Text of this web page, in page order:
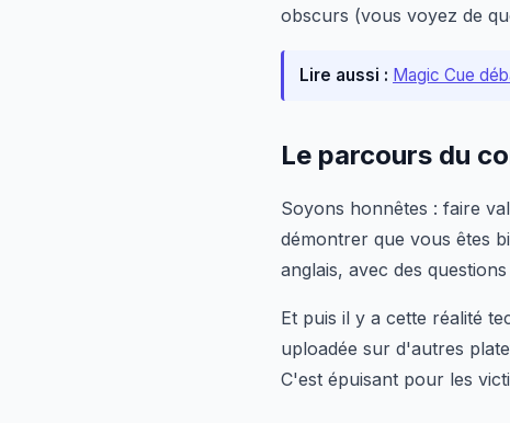
obscurs (vous voyez de
Lire aussi : Magic Cue
Le parcours du
Soyons honnêtes : faire
démontrer que vous êtes
anglais, avec des
Et puis il y a cette réalité
uploadée sur d'autres
C'est épuisant pour les